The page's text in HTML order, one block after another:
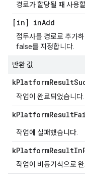
경로가 할당될 때 사용
[in] inAdd
접두사를 경로로 추가
false를 지정합니다.
반환 값
kPlatformResult
작업이 완료되었습니다.
kPlatformResult
작업에 실패했습니다.
kPlatformResultIn
작업이 비동기식으로